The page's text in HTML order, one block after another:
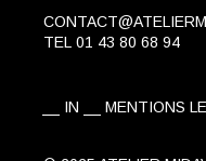
TEL 01 43 80 68 94
IN MENTIONS